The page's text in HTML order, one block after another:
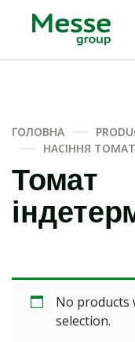
ГОЛОВНА
НАСІННЯ
Томат
No products
selection.